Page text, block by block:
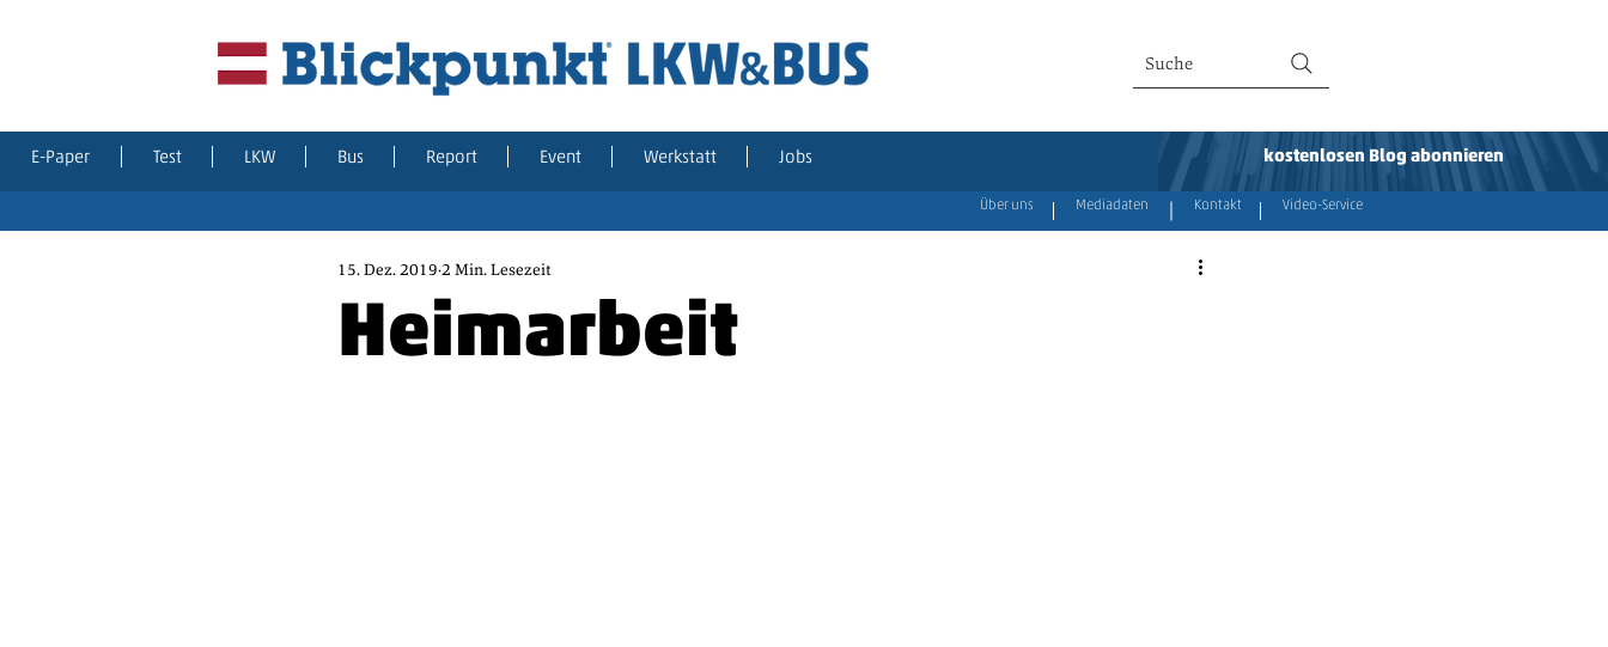
Suche
E-Paper Test LKW Bus Report Event Werkstatt Jobs kostenlosen Blog abonnieren
Heimarbeit
15. Dez. 2019 2 Min. Lesezeit
Über uns Mediadaten Kontakt Video-Service